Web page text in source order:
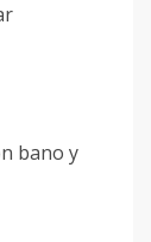
bano y